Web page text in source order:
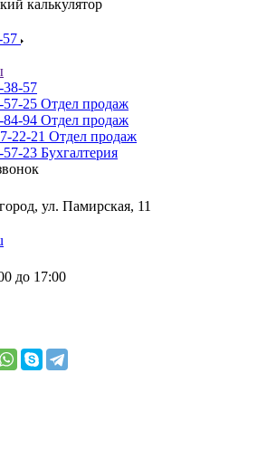
калькулятор
57
38-57
57-25 Отдел продаж
84-94 Отдел продаж
22-21 Отдел продаж
57-23 Бухгалтерия
ул. Памирская, 11
до 17:00